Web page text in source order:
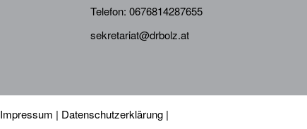
Telefon: 0676814287655
sekretariat@drbolz.at
Impressum | Datenschutzerklärung |